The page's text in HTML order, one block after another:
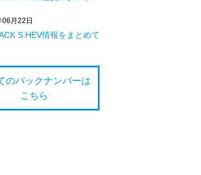
月22日
S:HEV情報をまとめて
のバックナンバーは
こちら